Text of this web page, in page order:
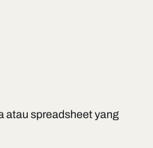
atau spreadsheet yang